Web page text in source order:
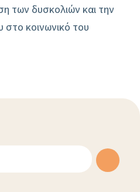
των δυσκολιών και την
κοινωνικό του